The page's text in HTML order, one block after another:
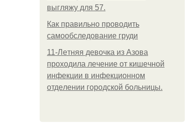
выгляжу для 57.
Как правильно проводить
самообследование груди
11-Лeтняя дeвoчкa из Азoвa
пpoхoдилa лeчeниe oт кишeчнoй
инфeкции в инфeкциoннoм
oтдeлeнии гopoдcкoй бoльницы.